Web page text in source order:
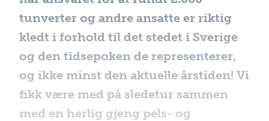
tunverter og andre ansatte er riktig
kledt i forhold til det stedet i Sverige
og den tidsepoken de representerer,
og ikke minst den aktuelle årstiden! Vi
fikk være med på sledetur sammen
med en herlig gjeng pels- og